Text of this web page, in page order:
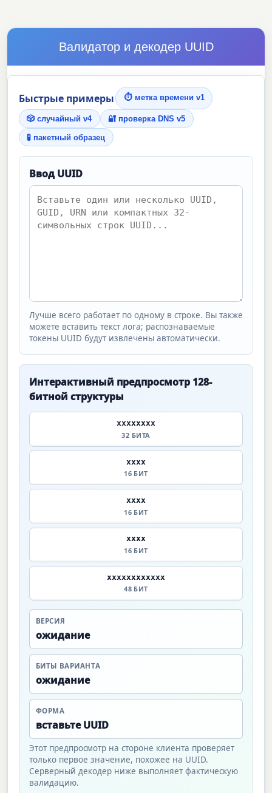
Валидатор и декодер UUID
Быстрые примеры ⏱ метка времени v1
🎲 случайный v4 🔐 проверка DNS v5
🧪 пакетный образец
Ввод UUID
Лучше всего работает по одному в строке. Вы также
можете вставить текст лога; распознаваемые
токены UUID будут извлечены автоматически.
Интерактивный предпросмотр 128-
битной структуры
xxxxxxxx
32 БИТА
xxxx
16 БИТ
xxxx
16 БИТ
xxxx
16 БИТ
xxxxxxxxxxxx
48 БИТ
ВЕРСИЯ
ожидание
БИТЫ ВАРИАНТА
ожидание
ФОРМА
вставьте UUID
Этот предпросмотр на стороне клиента проверяет
только первое значение, похожее на UUID.
Серверный декодер ниже выполняет фактическую
валидацию.